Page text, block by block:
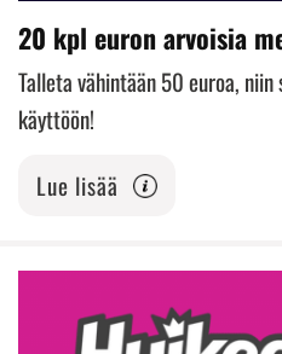
20 kpl euron arvoisia
Talleta vähintään 50 euroa,
käyttöön!
Lue lisää